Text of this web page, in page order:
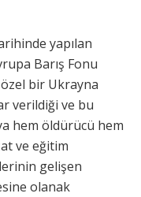
yapılan
Barış Fonu
bir Ukrayna
verildiği ve bu
hem öldürücü hem
ve eğitim
gelişen
olanak